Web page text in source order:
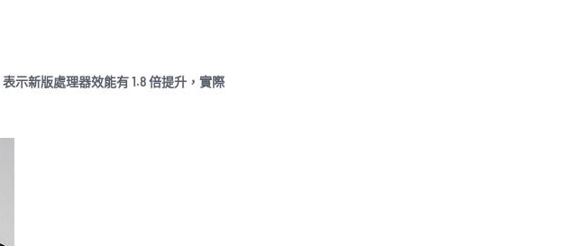
表示新版處理器效能有 1.8 倍提升，實際